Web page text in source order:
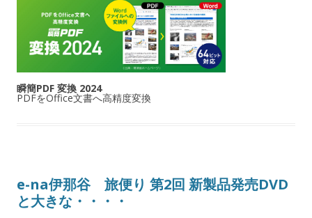
瞬簡PDF 変換 2024
PDFをOffice文書へ高精度変換
e-na伊那谷 旅便り 第2回 新製品発売DVD
と大きな・・・・